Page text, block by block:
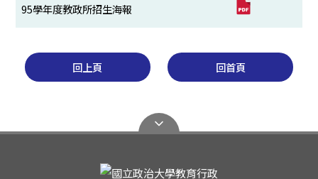
95學年度教政所招生海報
回上頁 回首頁